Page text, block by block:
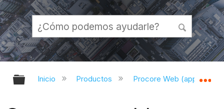
Expandir/contraer jerarquía global
Inicio Productos Procore Web